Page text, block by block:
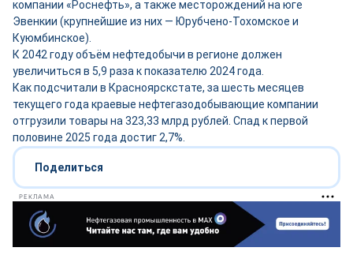
компании «Роснефть», а также месторождений на юге
Эвенкии (крупнейшие из них — Юрубчено-Тохомское и
Куюмбинское).
К 2042 году объём нефтедобычи в регионе должен
увеличиться в 5,9 раза к показателю 2024 года.
Как подсчитали в Красноярскстате, за шесть месяцев
текущего года краевые нефтегазодобывающие компании
отгрузили товары на 323,33 млрд рублей. Спад к первой
половине 2025 года достиг 2,7%.
Поделиться
РЕКЛАМА